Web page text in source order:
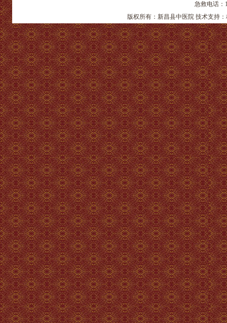
急救电话：
版权所有：新昌县中医院 技术支持